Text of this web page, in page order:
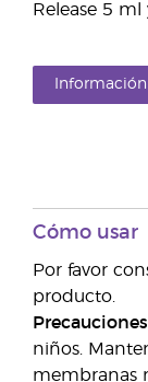
Release 5 ml
Cómo usar
Por favor
producto.
niños.
membranas